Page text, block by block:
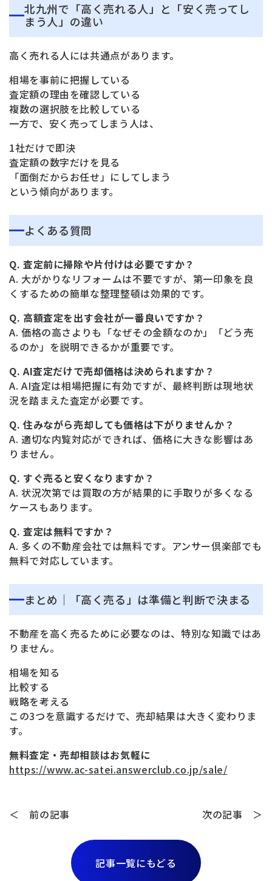
北九州で「高く売れる人」と「安く売ってし
まう人」の違い
高く売れる人には共通点があります。
相場を事前に把握している
査定額の理由を確認している
複数の選択肢を比較している
一方で、安く売ってしまう人は、
1社だけで即決
査定額の数字だけを見る
「面倒だからお任せ」にしてしまう
という傾向があります。
よくある質問
Q. 査定前に掃除や片付けは必要ですか？
A. 大がかりなリフォームは不要ですが、第一印象を良
くするための簡単な整理整頓は効果的です。
Q. 高額査定を出す会社が一番良いですか？
A. 価格の高さよりも「なぜその金額なのか」「どう売
るのか」を説明できるかが重要です。
Q. AI査定だけで売却価格は決められますか？
A. AI査定は相場把握に有効ですが、最終判断は現地状
況を踏まえた査定が必要です。
Q. 住みながら売却しても価格は下がりませんか？
A. 適切な内覧対応ができれば、価格に大きな影響はあ
りません。
Q. すぐ売ると安くなりますか？
A. 状況次第では買取の方が結果的に手取りが多くなる
ケースもあります。
Q. 査定は無料ですか？
A. 多くの不動産会社では無料です。アンサー倶楽部でも
無料で対応しています。
まとめ｜「高く売る」は準備と判断で決まる
不動産を高く売るために必要なのは、特別な知識ではあ
りません。
相場を知る
比較する
戦略を考える
この3つを意識するだけで、売却結果は大きく変わりま
す。
無料査定・売却相談はお気軽に
https://www.ac-satei.answerclub.co.jp/sale/
＜ 前の記事 次の記事 ＞
記事一覧にもどる